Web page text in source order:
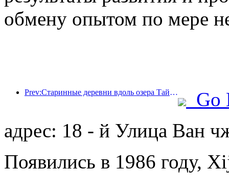
обмену опытом по мере
Prev:Старинные деревни вдоль озера Тайху в Хучжоу провинции Чжэцзян начали реконструкцию и модернизацию, в которые было инвестировано около 1 млрд юаней.
Go
адрес: 18 - й Улица Ван
Появились в 1986 году,